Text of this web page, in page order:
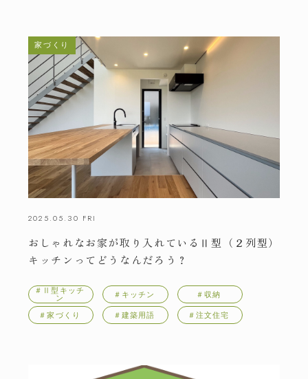
家づくり
2025.05.30 FRI
おしゃれなお家が取り入れているⅡ型（２列型）
キッチンってどうなんだろう？
＃Ⅱ型キッチ
ン
＃キッチン ＃収納
＃家づくり ＃建築用語 ＃注文住宅